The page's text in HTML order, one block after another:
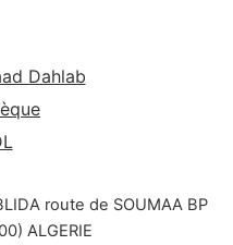
Dahlab
route de SOUMAA BP
ALGERIE